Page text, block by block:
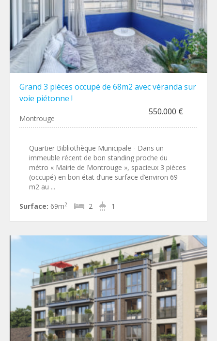
Grand 3 pièces occupé de 68m2 avec véranda sur
voie piétonne !
550.000 €
Montrouge
Quartier Bibliothèque Municipale - Dans un
immeuble récent de bon standing proche du
métro « Mairie de Montrouge », spacieux 3 pièces
(occupé) en bon état d’une surface d’environ 69
m2 au ...
Surface: 69m2 2 1